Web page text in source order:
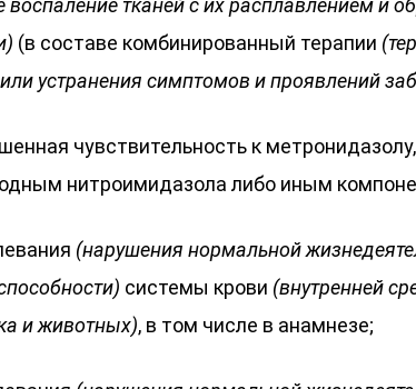
воспаление тканей с их расплавлением и
(в составе комбинированный терапии
устранения симптомов и проявлений
чувствительность к
нитроимидазола либо иным
(нарушения нормальной
системы крови (внутренней
и животных), в том числе в анамнезе;